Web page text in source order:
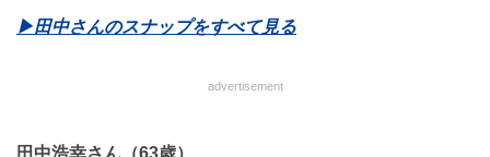
▶︎田中さんのスナップをすべて見る
advertisement
田中浩幸さん（63歳）